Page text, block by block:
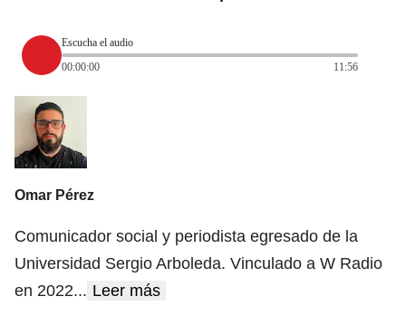
Escucha el audio
00:00:00
11:56
Omar Pérez
Comunicador social y periodista egresado de la
Universidad Sergio Arboleda. Vinculado a W Radio
en 2022... Leer más